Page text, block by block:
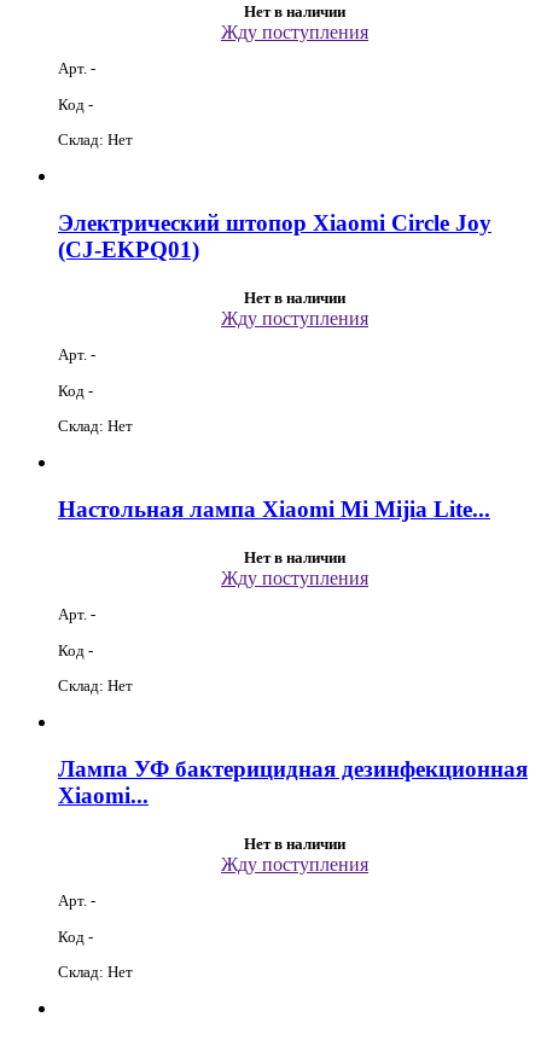
Нет в наличии
Жду поступления
Арт. -
Код -
Склад: Нет
Электрический штопор Xiaomi Circle Joy
(CJ-EKPQ01)
Нет в наличии
Жду поступления
Арт. -
Код -
Склад: Нет
Настольная лампа Xiaomi Mi Mijia Lite...
Нет в наличии
Жду поступления
Арт. -
Код -
Склад: Нет
Лампа УФ бактерицидная дезинфекционная
Xiaomi...
Нет в наличии
Жду поступления
Арт. -
Код -
Склад: Нет